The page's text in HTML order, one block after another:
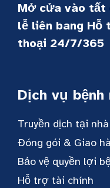
Mở cửa vào tất
lễ liên bang Hỗ
thoại 24/7/365
Dịch vụ bệnh
Truyền dịch tại nhà
Đóng gói & Giao
Bảo vệ quyền lợi
Hỗ trợ tài chính